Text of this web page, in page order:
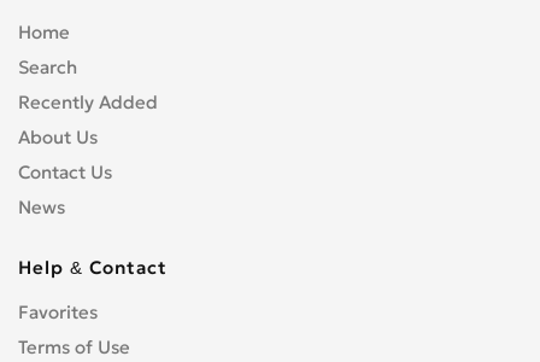
Home
Search
Recently Added
About Us
Contact Us
News
Help & Contact
Favorites
Terms of Use